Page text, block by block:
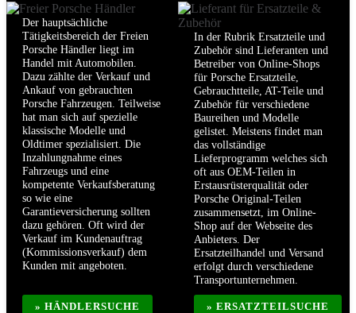
Der hauptsächliche
Tätigkeitsbereich der Freien
Porsche Händler liegt im
Handel mit Automobilen.
Dazu zählte der Verkauf und
Ankauf von gebrauchten
Porsche Fahrzeugen. Teilweise
hat man sich auf spezielle
klassische Modelle und
Oldtimer spezialisiert. Die
Inzahlungnahme eines
Fahrzeugs und eine
kompetente Verkaufsberatung
so wie eine
Garantieversicherung sollten
dazu gehören. Oft wird der
Verkauf im Kundenauftrag
(Kommissionsverkauf) dem
Kunden mit angeboten.
» HÄNDLERSUCHE
In der Rubrik Ersatzteile und
Zubehör sind Lieferanten und
Betreiber von Online-Shops
für Porsche Ersatzteile,
Gebrauchtteile, AT-Teile und
Zubehör für verschiedene
Baureihen und Modelle
gelistet. Meistens findet man
das vollständige
Lieferprogramm welches sich
oft aus OEM-Teilen in
Erstausrüsterqualität oder
Porsche Original-Teilen
zusammensetzt, im Online-
Shop auf der Webseite des
Anbieters. Der
Ersatzteilhandel und Versand
erfolgt durch verschiedene
Transportunternehmen.
» ERSATZTEILSUCHE